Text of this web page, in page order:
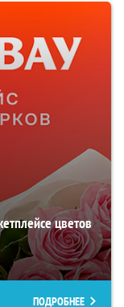
цветов
ПОДРОБНЕЕ